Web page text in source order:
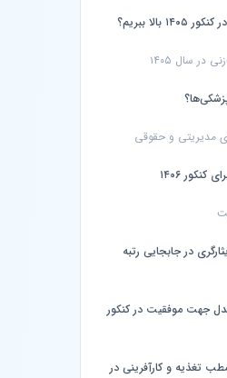
بالا ببریم؟
سال ۱۴۰۵
مدیریتی و حقوقی
۱۴۰۶
در جابجایی رتبه
جهت موفقیت در کنکور
تغذیه و کارآفرینی در